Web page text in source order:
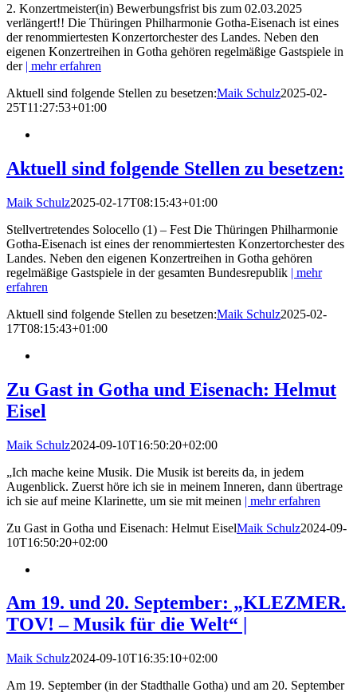
2. Konzertmeister(in) Bewerbungsfrist bis zum 02.03.2025
verlängert!! Die Thüringen Philharmonie Gotha-Eisenach ist eines
der renommiertesten Konzertorchester des Landes. Neben den
eigenen Konzertreihen in Gotha gehören regelmäßige Gastspiele in
der | mehr erfahren
Aktuell sind folgende Stellen zu besetzen:Maik Schulz2025-02-
25T11:27:53+01:00
Aktuell sind folgende Stellen zu besetzen:
Maik Schulz2025-02-17T08:15:43+01:00
Stellvertretendes Solocello (1) – Fest Die Thüringen Philharmonie
Gotha-Eisenach ist eines der renommiertesten Konzertorchester des
Landes. Neben den eigenen Konzertreihen in Gotha gehören
regelmäßige Gastspiele in der gesamten Bundesrepublik | mehr
erfahren
Aktuell sind folgende Stellen zu besetzen:Maik Schulz2025-02-
17T08:15:43+01:00
Zu Gast in Gotha und Eisenach: Helmut
Eisel
Maik Schulz2024-09-10T16:50:20+02:00
„Ich mache keine Musik. Die Musik ist bereits da, in jedem
Augenblick. Zuerst höre ich sie in meinem Inneren, dann übertrage
ich sie auf meine Klarinette, um sie mit meinen | mehr erfahren
Zu Gast in Gotha und Eisenach: Helmut EiselMaik Schulz2024-09-
10T16:50:20+02:00
Am 19. und 20. September: „KLEZMER.
TOV! – Musik für die Welt“ |
Maik Schulz2024-09-10T16:35:10+02:00
Am 19. September (in der Stadthalle Gotha) und am 20. September